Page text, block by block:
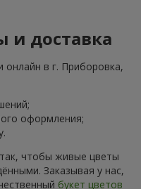
и доставка
онлайн в г. Приборовка,
оформления;
чтобы живые цветы
Заказывая у нас,
букет цветов